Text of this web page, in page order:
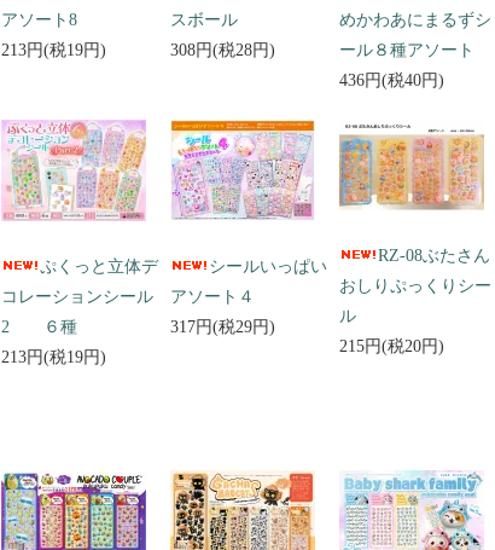
アソート8
213円(税19円)
スボール
308円(税28円)
めかわあにまるずシ
ール８種アソート
436円(税40円)
ぷくっと立体デ
コレーションシール
2 ６種
213円(税19円)
シールいっぱい
アソート４
317円(税29円)
RZ-08ぶたさん
おしりぷっくりシー
ル
215円(税20円)